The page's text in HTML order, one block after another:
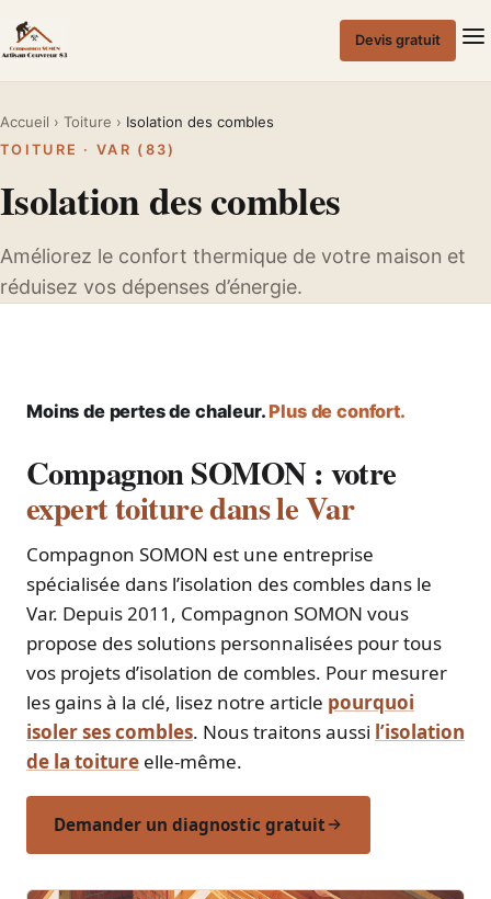
contenu
Devis gratuit
Accueil › Toiture › Isolation des combles
TOITURE · VAR (83)
Isolation des combles
Améliorez le confort thermique de votre maison et
réduisez vos dépenses d’énergie.
Moins de pertes de chaleur. Plus de confort.
Compagnon SOMON : votre
expert toiture dans le Var
Compagnon SOMON est une entreprise
spécialisée dans l’isolation des combles dans le
Var. Depuis 2011, Compagnon SOMON vous
propose des solutions personnalisées pour tous
vos projets d’isolation de combles. Pour mesurer
les gains à la clé, lisez notre article pourquoi
isoler ses combles. Nous traitons aussi l’isolation
de la toiture elle-même.
Demander un diagnostic gratuit